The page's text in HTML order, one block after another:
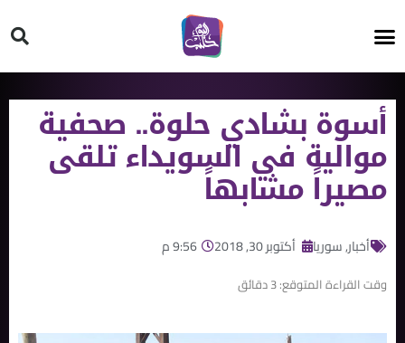
أسوة بشادي حلوة.. صحفية
موالية في السويداء تلقى
مصيراً مشابهاً
أخبار,سوريا أكتوبر 30, 2018 9:56 م
وقت القراءة المتوقع:3دقائق